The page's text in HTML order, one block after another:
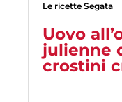
Le ricette Segata
Uovo
julienne
crostini